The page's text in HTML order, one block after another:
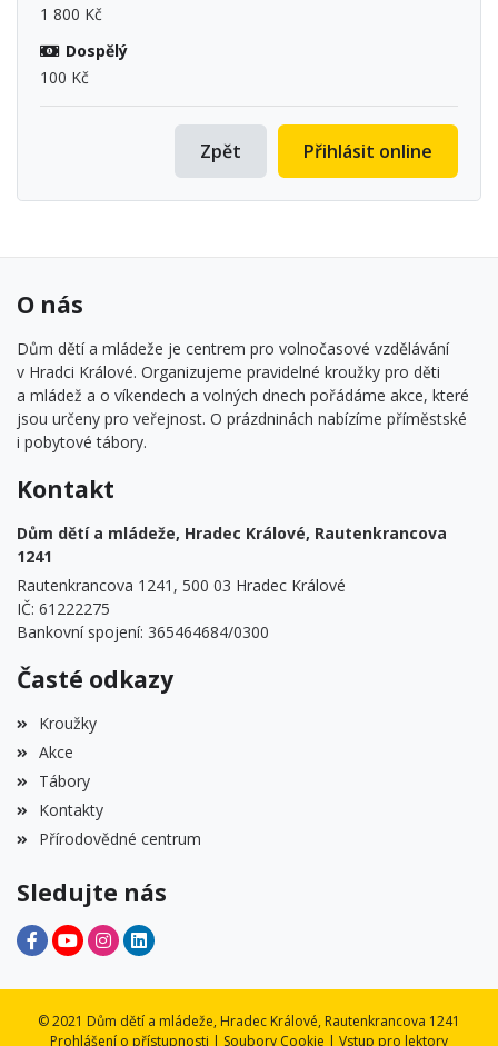
1 800 Kč
Dospělý
100 Kč
Přihlásit online
Zpět
O nás
Dům dětí a mládeže je centrem pro volnočasové vzdělávání
v Hradci Králové. Organizujeme pravidelné kroužky pro děti
a mládež a o víkendech a volných dnech pořádáme akce, které
jsou určeny pro veřejnost. O prázdninách nabízíme příměstské
i pobytové tábory.
Kontakt
Dům dětí a mládeže, Hradec Králové, Rautenkrancova
1241
Rautenkrancova 1241, 500 03 Hradec Králové
IČ: 61222275
Bankovní spojení: 365464684/0300
Časté odkazy
Kroužky
Akce
Tábory
Kontakty
Přírodovědné centrum
Sledujte nás
© 2021 Dům dětí a mládeže, Hradec Králové, Rautenkrancova 1241
Prohlášení o přístupnosti | Soubory Cookie | Vstup pro lektory